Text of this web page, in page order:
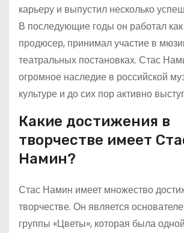
карьеру и выпустил несколько
В последующие годы он работал
продюсер, принимал участие в
театральных постановках. Стас
огромное наследие в российской
культуре и до сих пор активно
Какие достижения в
творчестве имеет
Намин?
Стас Намин имеет множество
творчестве. Он является
группы «Цветы», которая была